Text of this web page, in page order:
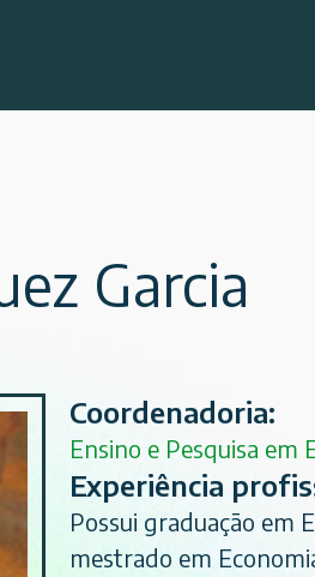
Garcia
Coordenadoria:
Ensino e Pesquisa em
Experiência
Possui graduação em
mestrado em